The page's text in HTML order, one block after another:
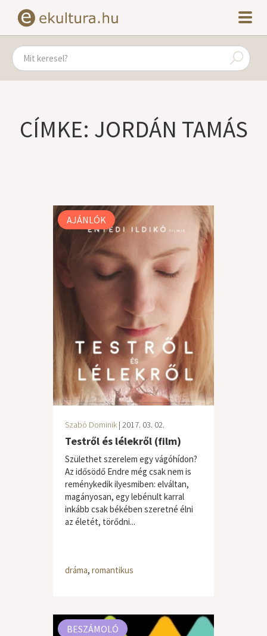
CÍMKE: JORDÁN TAMÁS
AJÁNLÓK
Szabó Dominik | 2017. 03. 02.
Testről és lélekről (film)
Születhet szerelem egy vágóhídon?
Az idősödő Endre még csak nem is
reménykedik ilyesmiben: elváltan,
magányosan, egy lebénult karral
inkább csak békében szeretné élni
az életét, törődni...
dráma, romantikus
BESZÁMOLÓ